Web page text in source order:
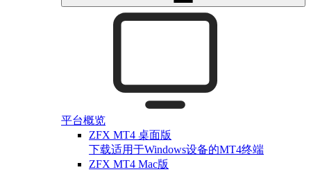
平台概览
ZFX MT4 桌面版
下载适用于Windows设备的MT4终端
ZFX MT4 Mac版